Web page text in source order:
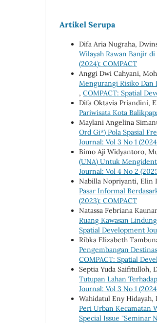
Artikel Serupa
Difa Aria Nugraha,
Wilayah Rawan Banjir
(2024): COMPACT
Anggi Dwi Cahyani,
Mengurangi Risiko Dan
, COMPACT: Spatial
Difa Oktavia Priandini,
Pariwisata Kota
Maylani Angelina
Ord Gi*) Pola Spasial
Journal: Vol 3 No 1
Bimo Aji Widyantoro,
(UNA) Untuk
Journal: Vol 4 No 2
Nabilla Nopriyanti, Elin
Pasar Informal
(2023): COMPACT
Natassa Febriana
Ruang Kawasan
Spatial Development
Ribka Elizabeth
Pengembangan
COMPACT: Spatial
Septia Yuda Saifitulloh,
Tutupan Lahan
Journal: Vol 3 No 1
Wahidatul Eny
Peri Urban Kecamatan
Special Issue "Seminar